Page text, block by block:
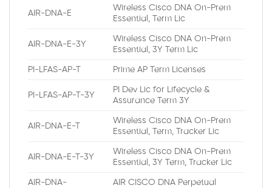
AIR-DNA-E
Wireless Cisco DNA On-Prem
Essential, Term Lic
AIR-DNA-E-3Y
Wireless Cisco DNA On-Prem
Essential, 3Y Term Lic
PI-LFAS-AP-T Prime AP Term Licenses
PI-LFAS-AP-T-3Y
PI Dev Lic for Lifecycle &
Assurance Term 3Y
AIR-DNA-E-T
Wireless Cisco DNA On-Prem
Essential, Term, Tracker Lic
AIR-DNA-E-T-3Y
Wireless Cisco DNA On-Prem
Essential, 3Y Term, Tracker Lic
AIR-DNA- AIR CISCO DNA Perpetual